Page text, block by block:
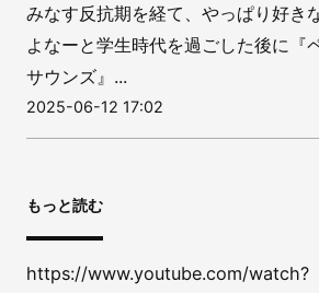
みなす反抗期を経て、やっぱり好き
よなーと学生時代を過ごした後に『
サウンズ』...
2025-06-12 17:02
もっと読む
https://www.youtube.com/watch?